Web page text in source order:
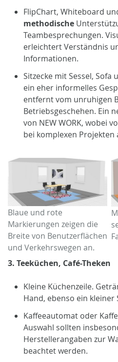
FlipChart, Whiteboard
methodische
Teambesprechungen.
erleichtert Verständnis
Informationen.
Sitzecke mit Sessel,
ein eher informelles
entfernt vom unruhigen
Betriebsgeschehen. Ein
von NEW WORK, wobei
bei komplexen Projekten
Blaue und rote
Markierungen zeigen die
Breite von Benutzerflächen
und Verkehrswegen an.
3. Teeküchen, Café-Theken
Kleine Küchenzeile.
Hand, ebenso ein kleiner
Kaffeeautomat oder
Auswahl sollten
Herstellerangaben zur
beachtet werden.